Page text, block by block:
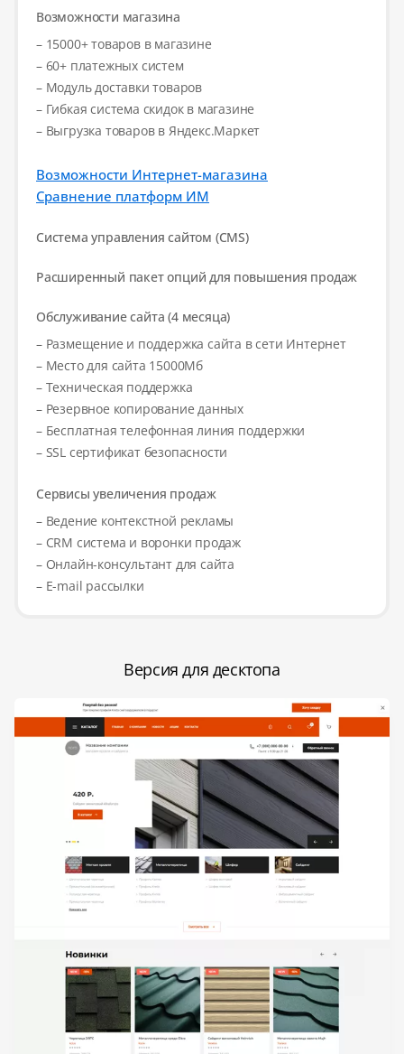
Возможности магазина
– 15000+ товаров в магазине
– 60+ платежных систем
– Модуль доставки товаров
– Гибкая система скидок в магазине
– Выгрузка товаров в Яндекс.Маркет
Возможности Интернет-магазина
Сравнение платформ ИМ
Система управления сайтом (CMS)
Расширенный пакет опций для повышения продаж
Обслуживание сайта (4 месяца)
– Размещение и поддержка сайта в сети Интернет
– Место для сайта 15000Мб
– Техническая поддержка
– Резервное копирование данных
– Бесплатная телефонная линия поддержки
– SSL сертификат безопасности
Сервисы увеличения продаж
– Ведение контекстной рекламы
– CRM система и воронки продаж
– Онлайн-консультант для сайта
– E-mail рассылки
Версия для десктопа